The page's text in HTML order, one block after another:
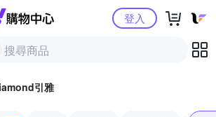
Yahoo購物中心登入
引雅